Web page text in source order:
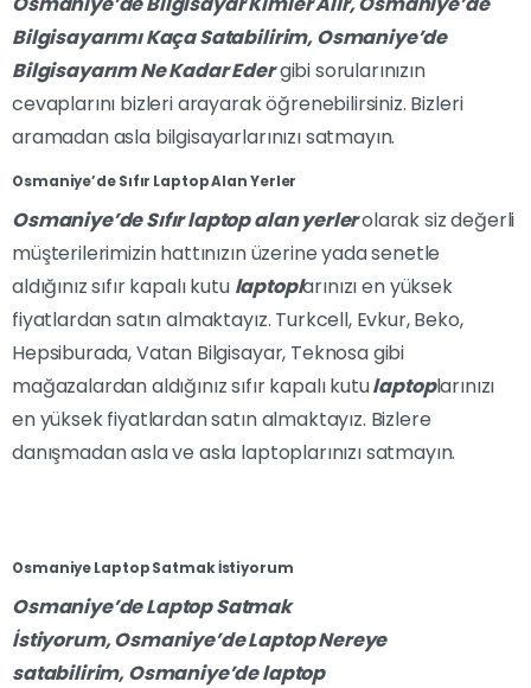
Bilgisayarımı Kaça Satabilirim, Osmaniye’de
Bilgisayarım Ne Kadar Edergibi sorularınızın
cevaplarını bizleri arayarak öğrenebilirsiniz. Bizleri
aramadan asla bilgisayarlarınızı satmayın.
Osmaniye’de Sıfır Laptop Alan Yerler
Osmaniye’de Sıfır laptop alan yerlerolarak siz değerli
müşterilerimizin hattınızın üzerine yada senetle
aldığınız sıfır kapalı kutu laptoplarınızı en yüksek
fiyatlardan satın almaktayız. Turkcell, Evkur, Beko,
Hepsiburada, Vatan Bilgisayar, Teknosa gibi
mağazalardan aldığınız sıfır kapalı kutulaptoplarınızı
en yüksek fiyatlardan satın almaktayız. Bizlere
danışmadan asla ve asla laptoplarınızı satmayın.
Osmaniye Laptop Satmak İstiyorum
Osmaniye’deLaptop Satmak
İstiyorum,Osmaniye’deLaptop Nereye
satabilirim,Osmaniye’delaptop